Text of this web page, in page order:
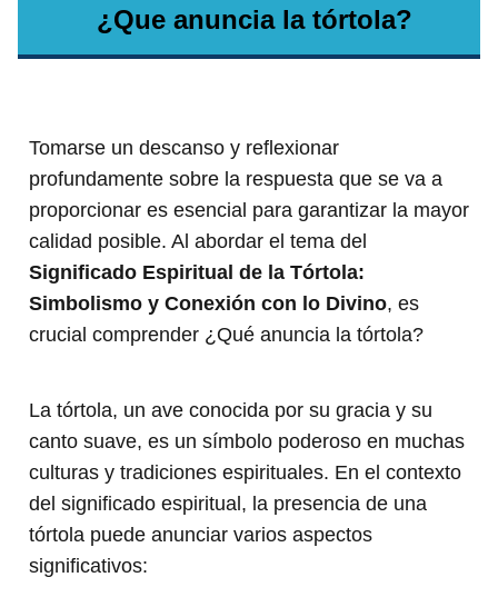
¿Que anuncia la tórtola?
Tomarse un descanso y reflexionar
profundamente sobre la respuesta que se va a
proporcionar es esencial para garantizar la mayor
calidad posible. Al abordar el tema del
Significado Espiritual de la Tórtola:
Simbolismo y Conexión con lo Divino, es
crucial comprender ¿Qué anuncia la tórtola?
La tórtola, un ave conocida por su gracia y su
canto suave, es un símbolo poderoso en muchas
culturas y tradiciones espirituales. En el contexto
del significado espiritual, la presencia de una
tórtola puede anunciar varios aspectos
significativos: